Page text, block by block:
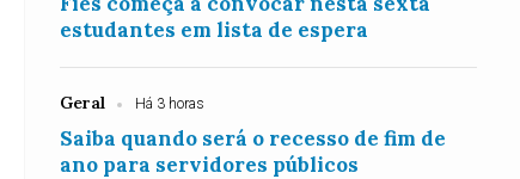
estudantes em lista de espera
Geral Há 3 horas
Saiba quando será o recesso de fim de
ano para servidores públicos